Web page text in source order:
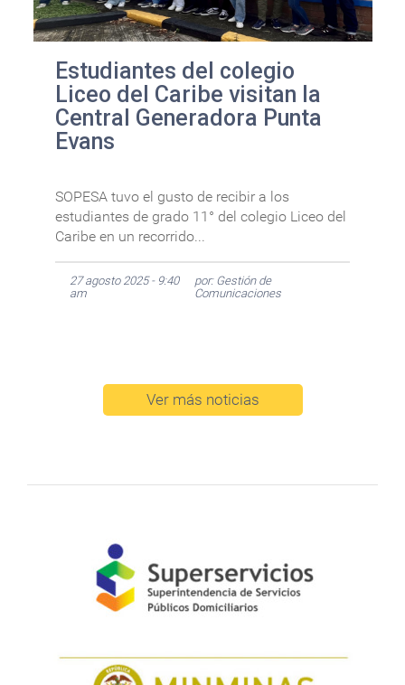
Estudiantes del colegio
Liceo del Caribe visitan la
Central Generadora Punta
Evans
SOPESA tuvo el gusto de recibir a los
estudiantes de grado 11° del colegio Liceo del
Caribe en un recorrido...
27 agosto 2025 - 9:40
am
por: Gestión de
Comunicaciones
Ver más noticias